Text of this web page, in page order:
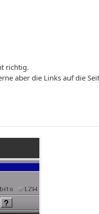
richtig.
aber die Links auf die